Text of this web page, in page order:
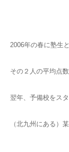
2006年の春に塾生
その２人の平均点
翌年、予備校をス
（北九州にある）